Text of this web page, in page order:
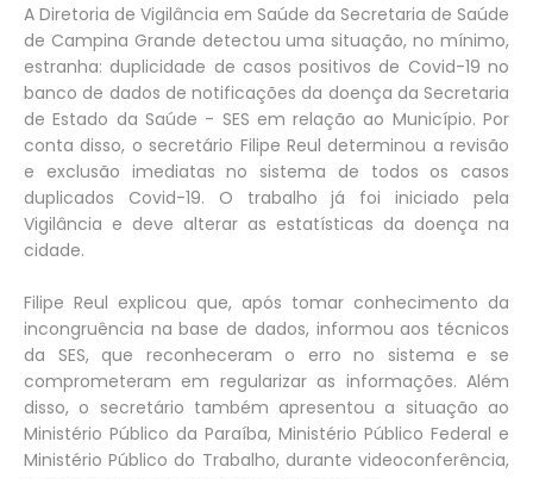
A Diretoria de Vigilância em Saúde da Secretaria de Saúde
de Campina Grande detectou uma situação, no mínimo,
estranha: duplicidade de casos positivos de Covid-19 no
banco de dados de notificações da doença da Secretaria
de Estado da Saúde - SES em relação ao Município. Por
conta disso, o secretário Filipe Reul determinou a revisão
e exclusão imediatas no sistema de todos os casos
duplicados Covid-19. O trabalho já foi iniciado pela
Vigilância e deve alterar as estatísticas da doença na
cidade.
Filipe Reul explicou que, após tomar conhecimento da
incongruência na base de dados, informou aos técnicos
da SES, que reconheceram o erro no sistema e se
comprometeram em regularizar as informações. Além
disso, o secretário também apresentou a situação ao
Ministério Público da Paraíba, Ministério Público Federal e
Ministério Público do Trabalho, durante videoconferência,